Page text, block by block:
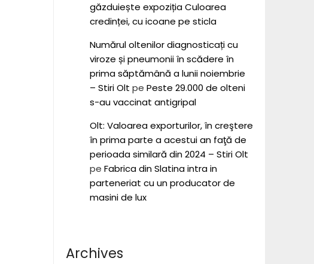
găzduiește expoziția Culoarea
credinței, cu icoane pe sticla
Numărul oltenilor diagnosticați cu
viroze și pneumonii în scădere în
prima săptămână a lunii noiembrie
– Stiri Olt pe Peste 29.000 de olteni
s-au vaccinat antigripal
Olt: Valoarea exporturilor, în creştere
în prima parte a acestui an faţă de
perioada similară din 2024 – Stiri Olt
pe Fabrica din Slatina intra in
parteneriat cu un producator de
masini de lux
Archives